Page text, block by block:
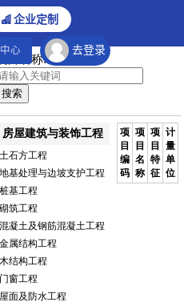
企业定制
心 去登录